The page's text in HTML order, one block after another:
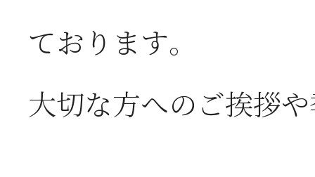
ております。
大切な方へのご挨拶